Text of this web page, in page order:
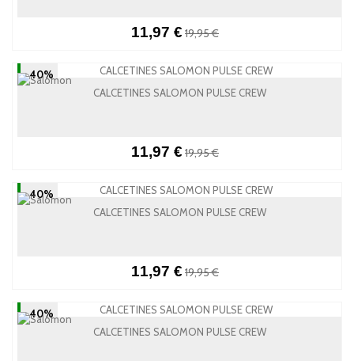
11,97 € 19,95 €
-40%
CALCETINES SALOMON PULSE CREW
11,97 € 19,95 €
-40%
CALCETINES SALOMON PULSE CREW
11,97 € 19,95 €
-40%
CALCETINES SALOMON PULSE CREW